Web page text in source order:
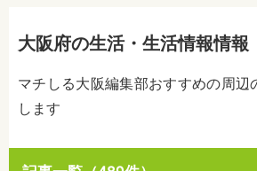
美容・健康
おでかけ
カテゴリを選ぶ
大阪府の生活・生活情報情報
マチしる大阪編集部おすすめの周辺
します